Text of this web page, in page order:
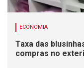
ECONOMIA
Taxa das
compras no